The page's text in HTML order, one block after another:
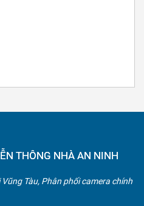
THÔNG NHÀ AN NINH
Tàu, Phân phối camera chính